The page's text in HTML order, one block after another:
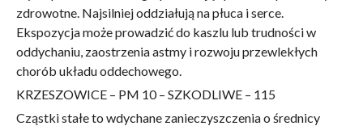
zdrowotne. Najsilniej oddziałują na płuca i serce.
Ekspozycja może prowadzić do kaszlu lub trudności w
oddychaniu, zaostrzenia astmy i rozwoju przewlekłych
chorób układu oddechowego.
KRZESZOWICE – PM 10 – SZKODLIWE – 115
Cząstki stałe to wdychane zanieczyszczenia o średnicy